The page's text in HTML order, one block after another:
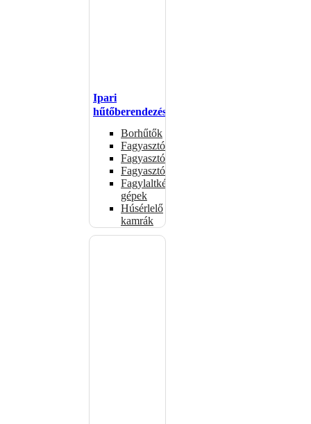
Ipari
hűtőberendezések
Borhűtők
Fagyasztóasztalok
Fagyasztóládák
Fagyasztószekrények
Fagylaltkészítő
gépek
Húsérlelő
kamrák